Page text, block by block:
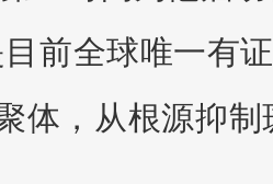
全球唯一有
，从根源抑